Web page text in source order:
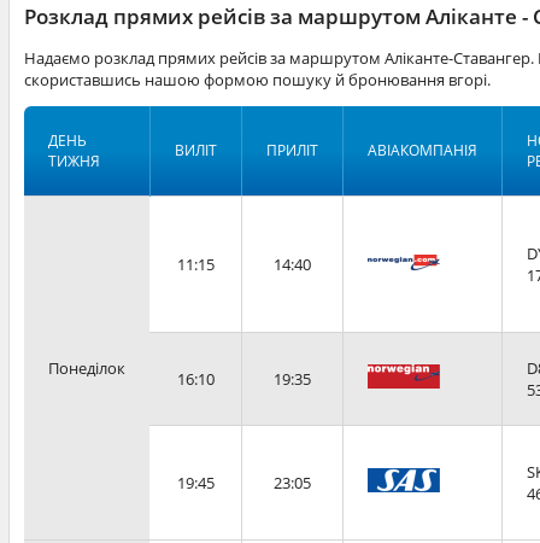
Розклад прямих рейсів за маршрутом Аліканте -
Надаємо розклад прямих рейсів за маршрутом Аліканте-
скориставшись нашою формою пошуку й бронювання вгорі.
ДЕНЬ
ТИЖНЯ
ВИЛІТ ПРИЛІТ АВІАКОМПАНІЯ
Понеділок
11:15 14:40
16:10 19:35
19:45 23:05